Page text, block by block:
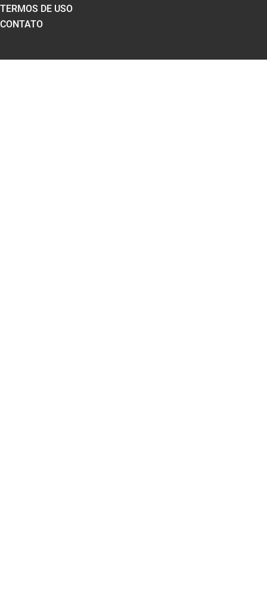
TERMOS DE USO
CONTATO